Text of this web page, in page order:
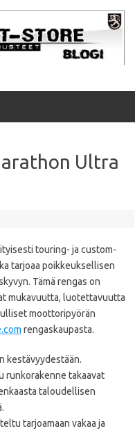
Ultra
touring- ja custom-
tarjoaa poikkeuksellisen
Tämä rengas on
mukavuutta, luotettavuutta
moottoripyörän
rengaskaupasta.
kestävyydestään.
runkorakenne takaavat
taloudellisen
tarjoamaan vakaa ja